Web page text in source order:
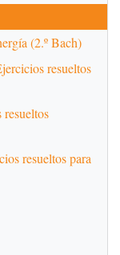
(2.º Bach)
resueltos
resueltos para